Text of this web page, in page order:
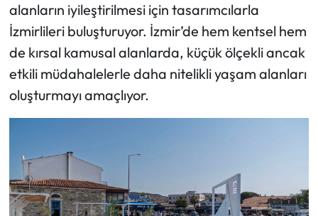
alanların iyileştirilmesi için tasarımcılarla
İzmirlileri buluşturuyor. İzmir’de hem kentsel hem
de kırsal kamusal alanlarda, küçük ölçekli ancak
etkili müdahalelerle daha nitelikli yaşam alanları
oluşturmayı amaçlıyor.